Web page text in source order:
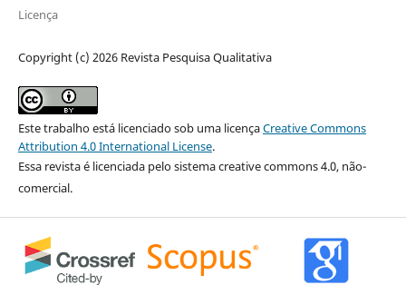
Licença
Copyright (c) 2026 Revista Pesquisa Qualitativa
Este trabalho está licenciado sob uma licençaCreative Commons
Attribution 4.0 International License.
Essa revista é licenciada pelo sistema creative commons 4.0, não-
comercial.